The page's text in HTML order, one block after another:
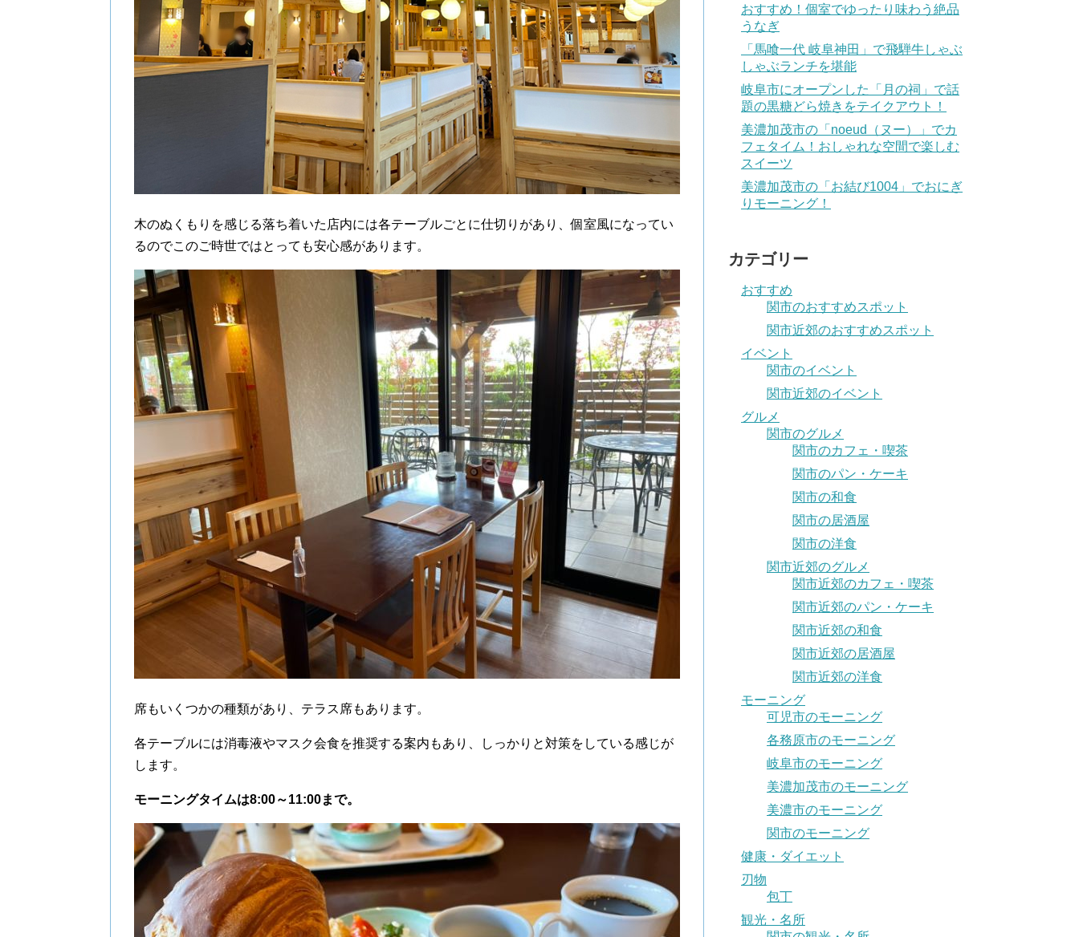
木のぬくもりを感じる落ち着いた店内には各テーブルごとに仕切りがあり、個室風になってい
るのでこのご時世ではとっても安心感があります。
席もいくつかの種類があり、テラス席もあります。
各テーブルには消毒液やマスク会食を推奨する案内もあり、しっかりと対策をしている感じが
します。
モーニングタイムは8:00～11:00まで。
おすすめ！個室でゆったり味わう絶品
うなぎ
「馬喰一代 岐阜神田」で飛騨牛しゃぶ
しゃぶランチを堪能
岐阜市にオープンした「月の祠」で話
題の黒糖どら焼きをテイクアウト！
美濃加茂市の「noeud（ヌー）」でカ
フェタイム！おしゃれな空間で楽しむ
スイーツ
美濃加茂市の「お結び1004」でおにぎ
りモーニング！
カテゴリー
おすすめ
関市のおすすめスポット
関市近郊のおすすめスポット
イベント
関市のイベント
関市近郊のイベント
グルメ
関市のグルメ
関市のカフェ・喫茶
関市のパン・ケーキ
関市の和食
関市の居酒屋
関市の洋食
関市近郊のグルメ
関市近郊のカフェ・喫茶
関市近郊のパン・ケーキ
関市近郊の和食
関市近郊の居酒屋
関市近郊の洋食
モーニング
可児市のモーニング
各務原市のモーニング
岐阜市のモーニング
美濃加茂市のモーニング
美濃市のモーニング
関市のモーニング
健康・ダイエット
刃物
包丁
観光・名所